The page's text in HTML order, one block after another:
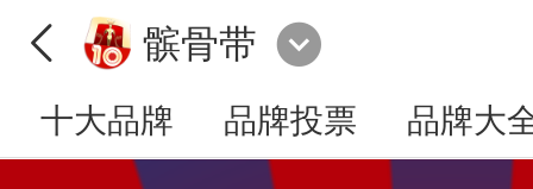
髌骨带
十大品牌 品牌投票 品牌大